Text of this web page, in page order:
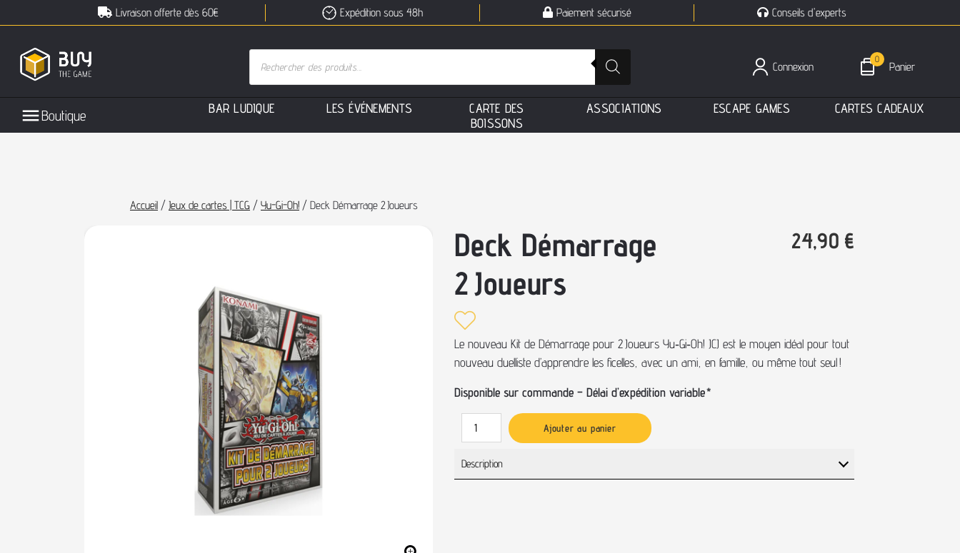
Livraison offerte dès 60€ Expédition sous 48h Paiement sécurisé Conseils d'experts
0
Panier
Connexion
Boutique BAR LUDIQUE LES ÉVÉNEMENTS CARTE DES
BOISSONS
ASSOCIATIONS ESCAPE GAMES CARTES CADEAUX
Accueil / Jeux de cartes | TCG / Yu-Gi-Oh! / Deck Démarrage 2 Joueurs
Deck Démarrage
2 Joueurs
24,90 €
Le nouveau Kit de Démarrage pour 2 Joueurs Yu‑Gi‑Oh! JCJ est le moyen idéal pour tout
nouveau duelliste d’apprendre les ficelles, avec un ami, en famille, ou même tout seul !
Disponible sur commande – Délai d’expédition variable*
Ajouter au panier
Description